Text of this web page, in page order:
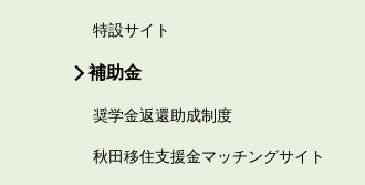
特設サイト
補助金
奨学金返還助成制度
秋田移住支援金マッチングサイト